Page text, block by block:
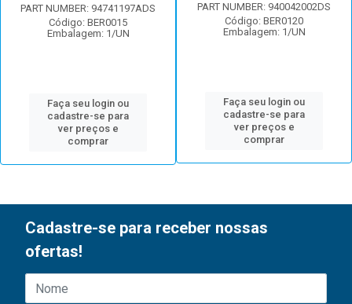
PART NUMBER: 94741197ADS
Código: BER0015
Embalagem: 1/UN
Faça seu login ou
cadastre-se para
ver preços e
comprar
PART NUMBER: 940042002DS
Código: BER0120
Embalagem: 1/UN
Faça seu login ou
cadastre-se para
ver preços e
comprar
Cadastre-se para receber nossas
ofertas!